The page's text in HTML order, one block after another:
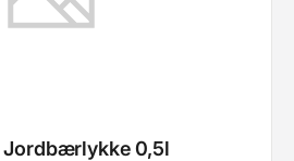
Jordbærlykke 0,5l